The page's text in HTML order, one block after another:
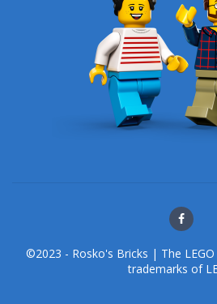
©2023 - Rosko's Bricks | The
trademarks of